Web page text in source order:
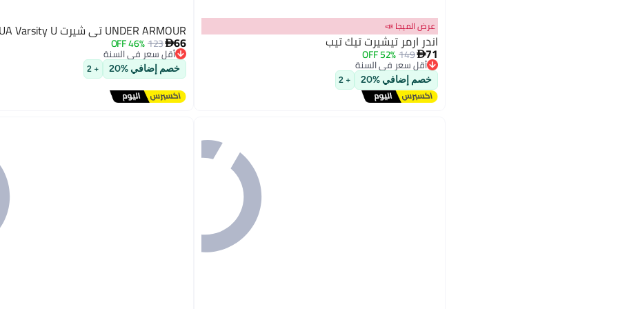
2
عرض الميجا 📣
اندر ارمر تيشيرت تيك تيب
71
149
52% OFF
أقل سعر في السنة
توصيل مجاني
أقل سعر في السنة
خصم إضافي %20 + 2
UNDER ARMOUR تي شيرت UA Varsity U
66
123
46% OFF
أقل سعر في السنة
توصيل مجاني
أقل سعر في السنة
خصم إضافي %20 + 2